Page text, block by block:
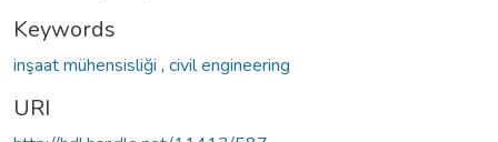
Keywords
inşaat mühensisliği , civil engineering
URI